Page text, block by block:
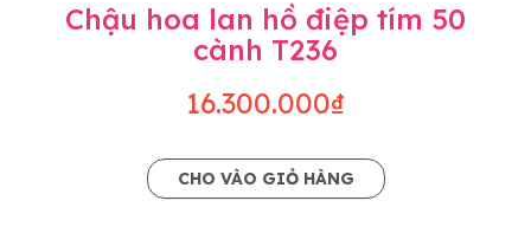
Chậu hoa lan hồ điệp tím 50
cành T236
16.300.000₫
CHO VÀO GIỎ HÀNG